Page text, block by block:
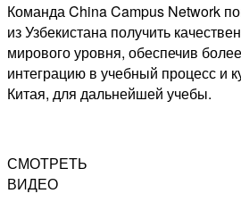
Команда China Campus Network
из Узбекистана получить
мирового уровня, обеспечив
интеграцию в учебный процесс и
Китая, для дальнейшей учебы.
СМОТРЕТЬ
ВИДЕО